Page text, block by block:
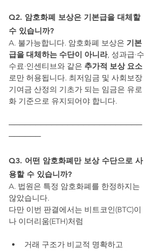
Q2. 암호화폐 보상은 기본급을 대체할
수 있습니까?
A. 불가능합니다. 암호화폐 보상은 기본
급을 대체하는 수단이 아니라, 성과급·수
수료·인센티브와 같은 추가적 보상 요소
로만 허용됩니다. 최저임금 및 사회보장
기여금 산정의 기초가 되는 임금은 유로
화 기준으로 유지되어야 합니다.
─────────────────────────
──────
Q3. 어떤 암호화폐만 보상 수단으로 사
용할 수 있습니까?
A. 법원은 특정 암호화폐를 한정하지는
않았습니다.
다만 이번 판결에서는 비트코인(BTC)이
나 이더리움(ETH)처럼
거래 구조가 비교적 명확하고